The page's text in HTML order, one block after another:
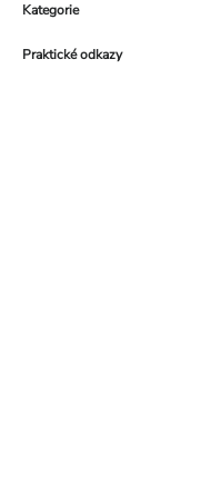
Kategorie
Praktické odkazy